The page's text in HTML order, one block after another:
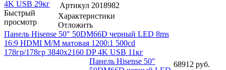
Быстрый
просмотр
Артикул 2018982
Характеристики
Отложить
Панель Hisense 50" 50DM66D черный LED 8ms
16:9 HDMI M/M матовая 1200:1 500cd
178гр/178гр 3840x2160 DP 4K USB 11кг
Панель Hisense 50"
68912 руб.